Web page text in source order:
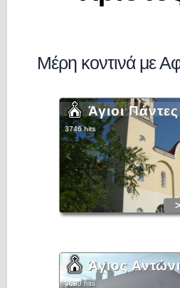
Μέρη κοντινά με
Άγιοι Πάντες
3746 hits
Άγιος
3630 hits